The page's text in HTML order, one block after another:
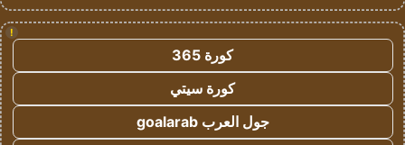
!
كورة 365
كورة سيتي
جول العرب goalarab